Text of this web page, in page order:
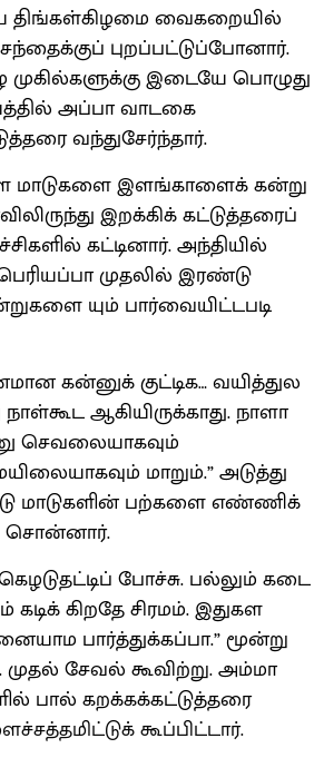
திங்கள்கிழமை வைகறையில்
புறப்பட்டுப்போனார்.
இடையே பொழுது
அப்பா வாடகை
வந்துசேர்ந்தார்.
இளங்காளைக் கன்று
இறக்கிக் கட்டுத்தரைப்
கட்டினார். அந்தியில்
முதலில் இரண்டு
யும் பார்வையிட்டபடி
கன்னுக் குட்டிக… வயித்துல
நாள்கூட ஆகியிருக்காது. நாளா
செவலையாகவும்
மாறும்.” அடுத்து
மாடுகளின் பற்களை எண்ணிக்
சொன்னார்.
போச்சு. பல்லும் கடை
கடிக் கிறதே சிரமம். இதுகள
பார்த்துக்கப்பா.” மூன்று
சேவல் கூவிற்று. அம்மா
பால் கறக்கக்கட்டுத்தரை
கூப்பிட்டார்.